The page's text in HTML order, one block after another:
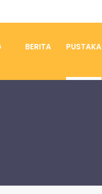
BERITA PUSTAKA